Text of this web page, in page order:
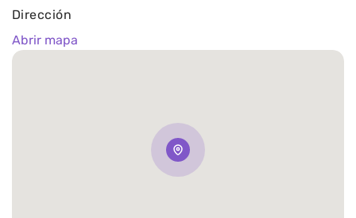
Dirección
Abrir mapa